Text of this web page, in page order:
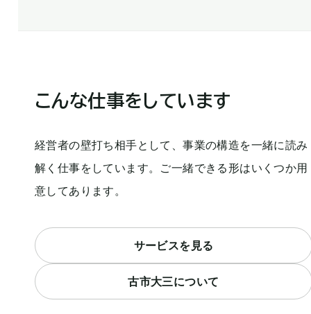
こんな仕事をしています
経営者の壁打ち相手として、事業の構造を一緒に読み
解く仕事をしています。ご一緒できる形はいくつか用
意してあります。
サービスを見る
古市大三について